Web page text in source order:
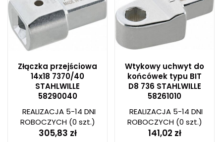
Złączka przejściowa
14x18 7370/40
STAHLWILLE
58290040
REALIZACJA 5-14 DNI
ROBOCZYCH(0 szt.)
305,83 zł
Wtykowy uchwyt do
końcówek typu BIT
D8 736 STAHLWILLE
58261010
REALIZACJA 5-14 DNI
ROBOCZYCH(0 szt.)
141,02 zł